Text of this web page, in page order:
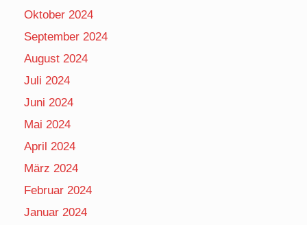
Oktober 2024
September 2024
August 2024
Juli 2024
Juni 2024
Mai 2024
April 2024
März 2024
Februar 2024
Januar 2024